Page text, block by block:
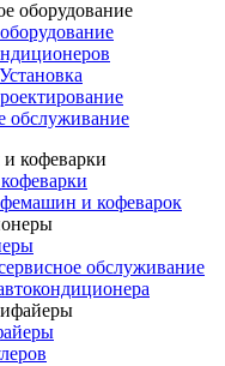
обслуживание
и кофеварок
обслуживание